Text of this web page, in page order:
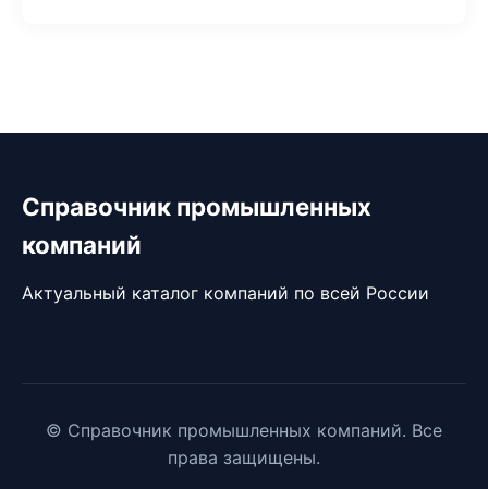
Справочник промышленных
компаний
Актуальный каталог компаний по всей России
© Справочник промышленных компаний. Все
права защищены.